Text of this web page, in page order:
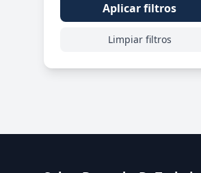
Aplicar filtros
Limpiar filtros